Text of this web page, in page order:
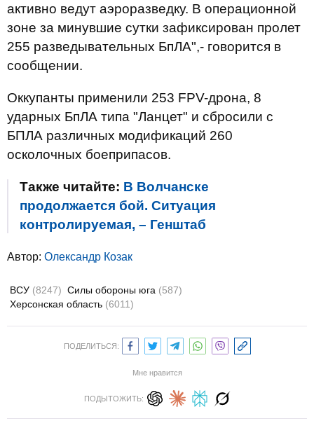
активно ведут аэроразведку. В операционной
зоне за минувшие сутки зафиксирован пролет
255 разведывательных БпЛА",- говорится в
сообщении.
Оккупанты применили 253 FPV-дрона, 8
ударных БпЛА типа "Ланцет" и сбросили с
БПЛА различных модификаций 260
осколочных боеприпасов.
Также читайте: В Волчанске
продолжается бой. Ситуация
контролируемая, – Генштаб
Автор: Олександр Козак
ВСУ (8247) Силы обороны юга (587)
Херсонская область (6011)
ПОДЕЛИТЬСЯ:
Мне нравится
ПОДЫТОЖИТЬ: